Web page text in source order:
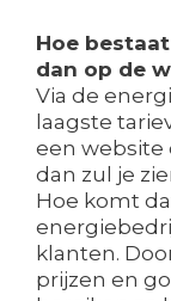
Hoe
dan op de
Via de
laagste
een website
dan zul je
Hoe komt
klanten.
prijzen en